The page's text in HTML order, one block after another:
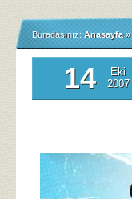
Buradasınız: Anasayfa »
14
Eki
2007